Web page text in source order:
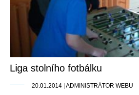
Liga stolního fotbálku
20.01.2014 | ADMINISTRÁTOR WEBU